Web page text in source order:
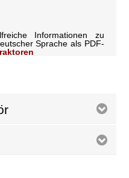
Informationen zu
Sprache als PDF-